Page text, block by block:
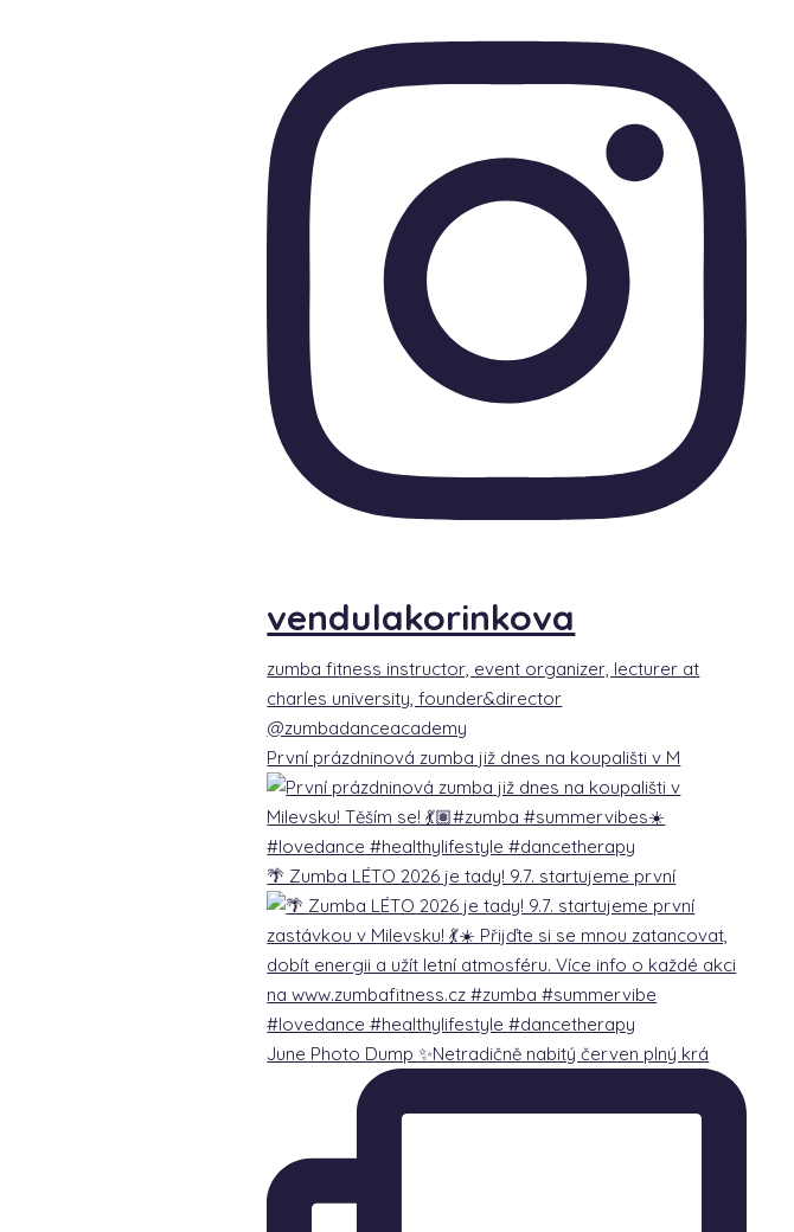
vendulakorinkova
zumba fitness instructor, event organizer, lecturer at
charles university, founder&director
@zumbadanceacademy
První prázdninová zumba již dnes na koupališti v M
🌴 Zumba LÉTO 2026 je tady! 9.7. startujeme první
June Photo Dump ✨Netradičně nabitý červen plný krá